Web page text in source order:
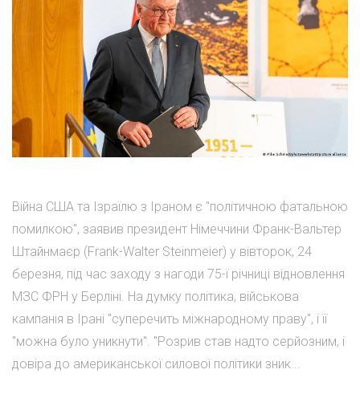
Війна США та Ізраїлю з Іраном є "політичною фатальною
помилкою", заявив президент Німеччини Франк-Вальтер
Штайнмаєр (Frank-Walter Steinmeier) у вівторок, 24
березня, під час заходу з нагоди 75-ї річниці відновлення
МЗС ФРН у Берліні. На думку політика, військова
кампанія в Ірані "суперечить міжнародному праву", і її
"можна було уникнути". "Розрив став надто серйозним, і
довіра до американської силової політики зник...